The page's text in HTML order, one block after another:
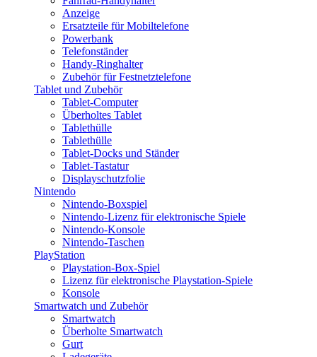
Anzeige
Ersatzteile für Mobiltelefone
Powerbank
Telefonständer
Handy-Ringhalter
Zubehör für Festnetztelefone
Tablet und Zubehör
Tablet-Computer
Überholtes Tablet
Tablethülle
Tablethülle
Tablet-Docks und Ständer
Tablet-Tastatur
Displayschutzfolie
Nintendo
Nintendo-Boxspiel
Nintendo-Lizenz für elektronische Spiele
Nintendo-Konsole
Nintendo-Taschen
PlayStation
Playstation-Box-Spiel
Lizenz für elektronische Playstation-Spiele
Konsole
Smartwatch und Zubehör
Smartwatch
Überholte Smartwatch
Gurt